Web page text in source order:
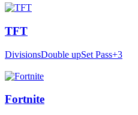
TFT
DivisionsDouble upSet Pass+3
Fortnite